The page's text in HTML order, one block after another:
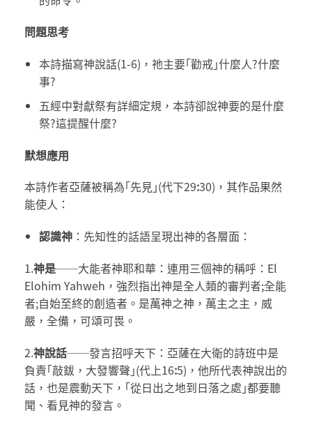
問題思考
本詩描寫神說話(1-6)，祂主要｢勸戒｣什麼人?什麼
事?
五經中對獻祭有詳細定規，本詩卻說神要的是什麼
祭?這提醒什麼?
默想應用
本詩作者亞薩被稱為｢先見｣(代下29:30)，其作品果然
能使人：
認識神：先知性的話語呈現出神的各層面：
1.神是──大能者神耶和華：連用三個神的稱呼：El
Elohim Yahweh，強烈指出神是全人類的審判者;全能
者;自始至終的創造者。是萬神之神，萬主之主，威
嚴，全備，可頌可畏。
2.神說話──發言招呼天下：亞薩在大衛的詩班中是
負責｢敲鈸，大發響聲｣(代上16:5)，他所代表神說出的
話，也是震動天下，｢從日出之地到日落之處｣都要聽
聞、看見神的發言。